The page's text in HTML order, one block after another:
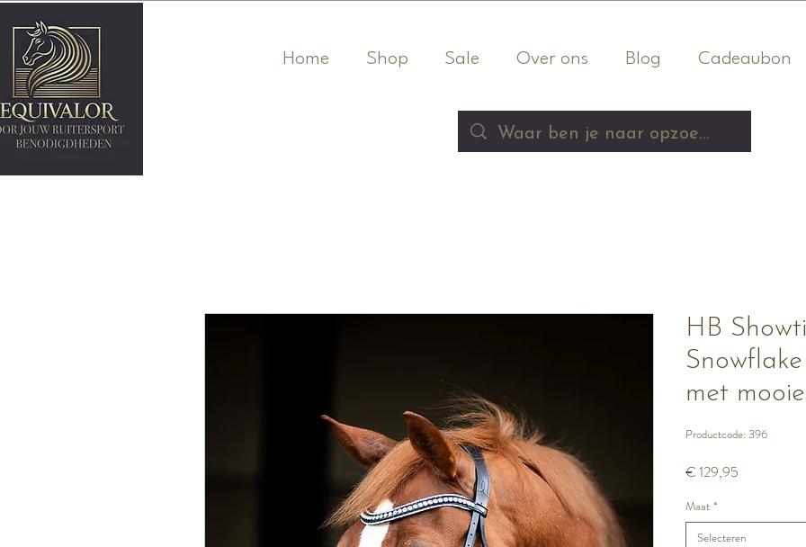
Home Shop Sale Over ons Blog Cadeaubon
HB
met
Productcode: 396
€ 129,95
Maat *
Selecteren